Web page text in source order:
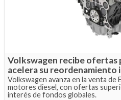
Volkswagen recibe ofertas
acelera su reordenamiento
Volkswagen avanza en la venta de
motores diesel, con ofertas
interés de fondos globales.